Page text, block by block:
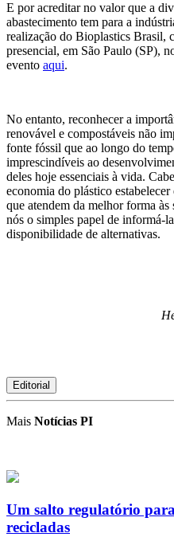
E por acreditar no valor que a
abastecimento tem para a
realização do Bioplastics Brasil,
presencial, em São Paulo (SP),
evento aqui.
No entanto, reconhecer a
renovável e compostáveis não
fonte fóssil que ao longo do
imprescindíveis ao
deles hoje essenciais à vida.
economia do plástico
que atendem da melhor forma às
nós o simples papel de informá-
disponibilidade de alternativas.
Editorial
Mais Notícias PI
Um salto regulatório
recicladas